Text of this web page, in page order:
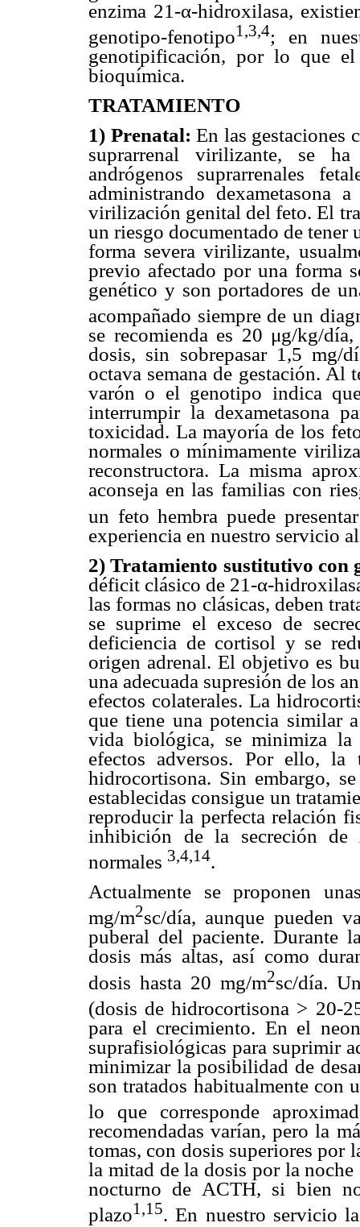
enzima 21-α-hidroxilasa,
genotipo-fenotipo1,3,4; en
genotipificación, por lo que
bioquímica.
TRATAMIENTO
1) Prenatal:En las gestaciones
suprarrenal virilizante, se
andrógenos suprarrenales
administrando dexametasona
virilización genital del feto. El
un riesgo documentado de
forma severa virilizante,
previo afectado por una forma
genético y son portadores de
acompañado siempre de un
se recomienda es 20 μg/kg/
dosis, sin sobrepasar 1,5 mg/
octava semana de gestación. Al
varón o el genotipo indica
interrumpir la dexametasona
toxicidad. La mayoría de los
normales o mínimamente
reconstructora. La misma
aconseja en las familias con
un feto hembra puede
experiencia en nuestro servicio
2) Tratamiento sustitutivo con
déficit clásico de 21-α-
las formas no clásicas, deben
se suprime el exceso de
deficiencia de cortisol y se
origen adrenal. El objetivo es
una adecuada supresión de los
efectos colaterales. La
que tiene una potencia similar
vida biológica, se minimiza la
efectos adversos. Por ello,
hidrocortisona. Sin embargo,
establecidas consigue un
reproducir la perfecta relación
inhibición de la secreción de
normales 3,4,14.
Actualmente se proponen
mg/m2sc/día, aunque pueden
puberal del paciente. Durante
dosis más altas, así como
dosis hasta 20 mg/m2sc/día.
(dosis de hidrocortisona > 20-
para el crecimiento. En el
suprafisiológicas para suprimir
minimizar la posibilidad de
son tratados habitualmente con
lo que corresponde
recomendadas varían, pero la
tomas, con dosis superiores por
la mitad de la dosis por la
nocturno de ACTH, si bien
plazo1,15. En nuestro servicio